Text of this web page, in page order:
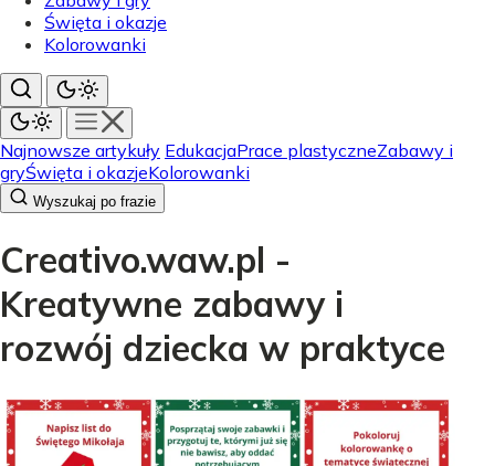
Święta i okazje
Kolorowanki
Najnowsze artykuły EdukacjaPrace plastyczneZabawy i
gryŚwięta i okazjeKolorowanki
Wyszukaj po frazie
Creativo.waw.pl -
Kreatywne zabawy i
rozwój dziecka w praktyce